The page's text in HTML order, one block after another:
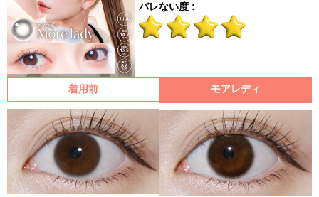
バレない度 :
着用前 モアレディ